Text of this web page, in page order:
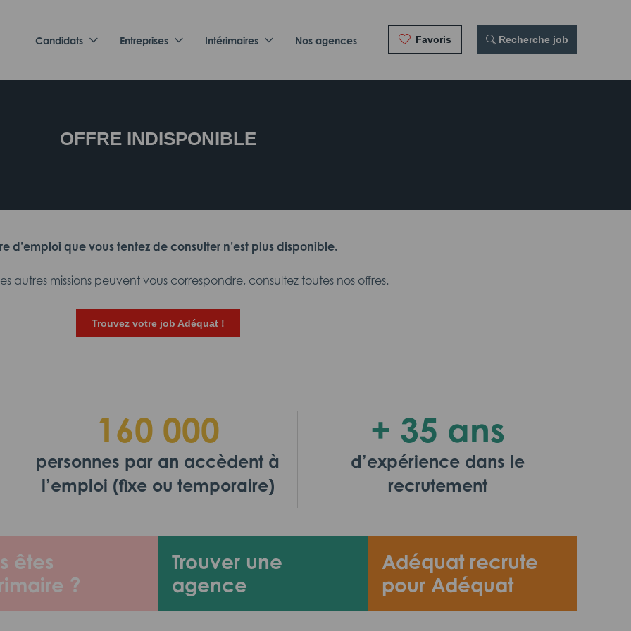
Candidats Entreprises Intérimaires Nos agences Favoris Recherche job
OFFRE INDISPONIBLE
d’emploi que vous tentez de consulter n’est plus disponible.
autres missions peuvent vous correspondre, consultez toutes nos offres.
Trouvez votre job Adéquat !
êtes
?
Trouver une
agence
Adéquat recrute
pour Adéquat
160 000
personnes par an accèdent à
l’emploi (fixe ou temporaire)
+ 35 ans
d’expérience dans le
recrutement